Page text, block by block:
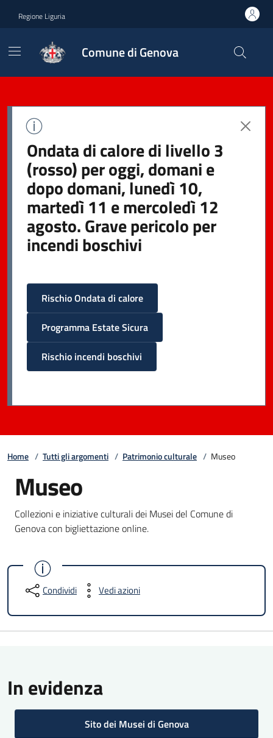
Regione Liguria
Comune di Genova
Ondata di calore di livello 3
(rosso) per oggi, domani e
dopo domani, lunedì 10,
martedì 11 e mercoledì 12
agosto. Grave pericolo per
incendi boschivi
Rischio Ondata di calore
Programma Estate Sicura
Rischio incendi boschivi
Home / Tutti gli argomenti / Patrimonio culturale / Museo
Museo
Collezioni e iniziative culturali dei Musei del Comune di
Genova con bigliettazione online.
Condividi Vedi azioni
In evidenza
Sito dei Musei di Genova